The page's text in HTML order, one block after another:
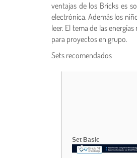
ventajas de los Bricks es
electrónica. Además los
leer. El tema de las
para proyectos en grupo.
Sets recomendados
Set Basic